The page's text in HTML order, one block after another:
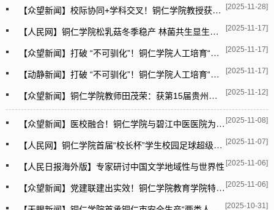
[2025-11-28]
【众望新闻】校际协同+学科交叉！铜仁学院教授获谷电子学领域国际研究突破
[2025-11-17]
【人民网】铜仁学院松乳菇冬季稳产 林菌共生显生态韧性
[2025-11-17]
【众望新闻】打破 “不可驯化”！铜仁学院人工培育“松乳菇”连续三年稳产
[2025-11-17]
【动静新闻】打破 “不可驯化”！铜仁学院人工培育“松乳菇”连续三年稳产
[2025-11-12]
【众望新闻】铜仁学院教师田茂荣：获第15届贵州摄影艺术展金奖
[2025-11-08]
【众望新闻】医校融合！铜仁学院与碧江中医医院为学子搭建实习实训平台
[2025-11-07]
【人民网】铜仁学院首届“校长杯”学生校园足球超级联赛开幕
[2025-11-06]
【人民日报海外版】专家研讨中国文学地域性与世界性
[2025-11-06]
【众望新闻】党建联建出实效！铜仁学院教育学院特殊教育系助力基础教育提质增效
[2025-10-31]